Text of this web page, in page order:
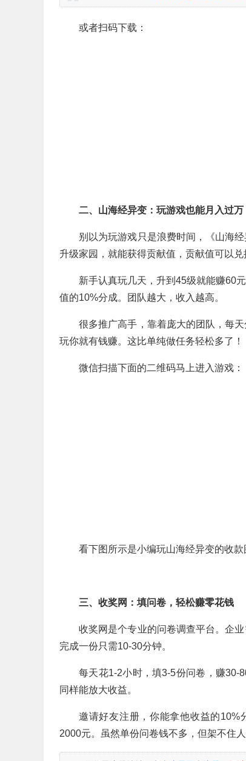
或者扫码下载：
二、山海经异变：玩游戏也能月入过万
别以为玩游戏只是浪费时间，《山海
升级家园，就能获得贡献值，贡献值可以兑
新手认真玩几天，升到45级就能赚60
值的10%分成。团队越大，收入越高。
很多推广高手，靠着庞大的团队，每
玩你就有钱赚。这比单纯做任务轻松多了！
微信扫描下面的二维码马上进入游戏：
看下图所示是小编玩山海经异变的收款
三、收奖网：填问卷，轻松赚零花钱
收奖网是个专业的问卷调查平台。企
完成一份只需10-30分钟。
每天花1-2小时，填3-5份问卷，赚30-
同样能放大收益。
邀请好友注册，你能拿他收益的10%
2000元。虽然单份问卷钱不多，但架不住人